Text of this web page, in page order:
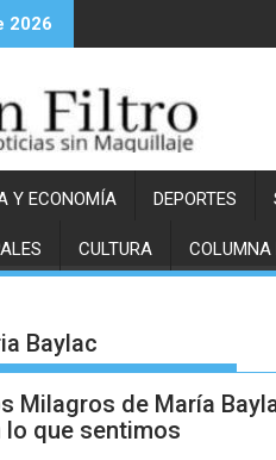
2026
Y ECONOMÍA DEPORTES
CULTURA COLUMNA
Baylac
Milagros de María
que sentimos